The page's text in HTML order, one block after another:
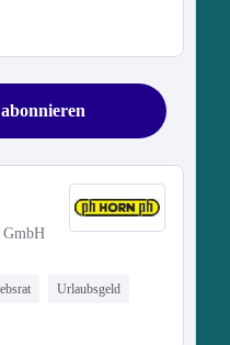
GmbH
Urlaubsgeld